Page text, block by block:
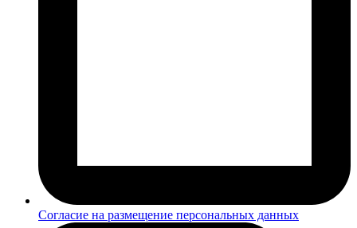
Согласие на размещение персональных данных